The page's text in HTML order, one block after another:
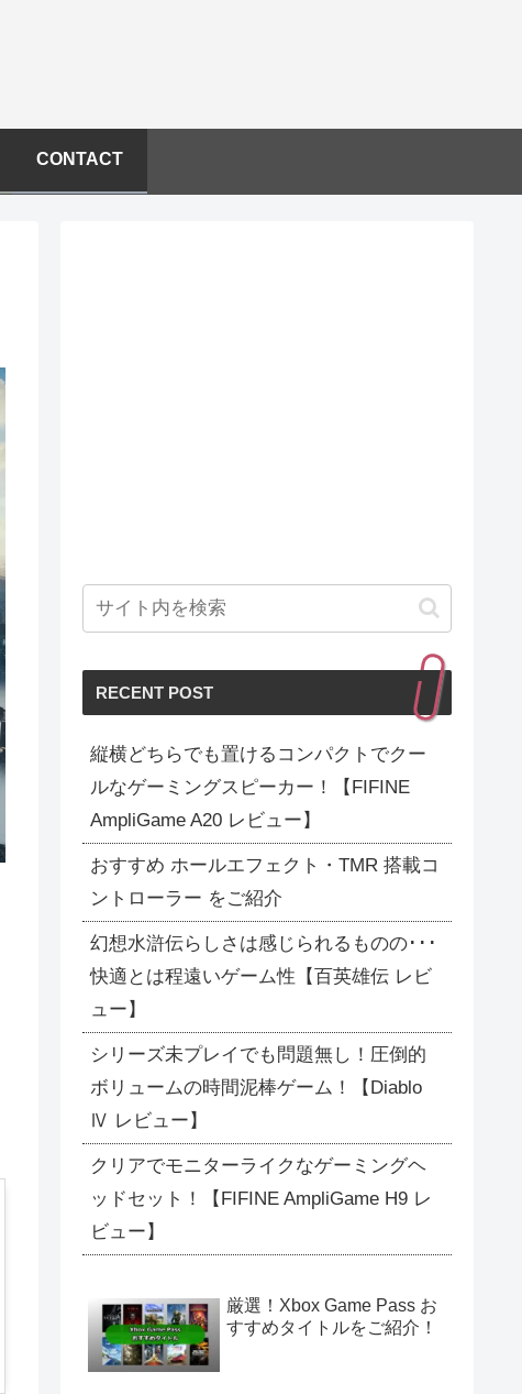
CONTACT
RECENT POST
縦横どちらでも置けるコンパクトでクー
ルなゲーミングスピーカー！【FIFINE
AmpliGame A20 レビュー】
おすすめ ホールエフェクト・TMR 搭載コ
ントローラー をご紹介
幻想水滸伝らしさは感じられるものの･･･
快適とは程遠いゲーム性【百英雄伝 レビ
ュー】
シリーズ未プレイでも問題無し！圧倒的
ボリュームの時間泥棒ゲーム！【Diablo
Ⅳ レビュー】
クリアでモニターライクなゲーミングヘ
ッドセット！【FIFINE AmpliGame H9 レ
ビュー】
厳選！Xbox Game Pass お
すすめタイトルをご紹介！